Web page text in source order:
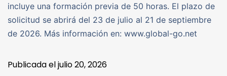
incluye una formación previa de 50 horas. El plazo de
solicitud se abrirá del 23 de julio al 21 de septiembre
de 2026. Más información en: www.global-go.net
Publicada eljulio 20, 2026